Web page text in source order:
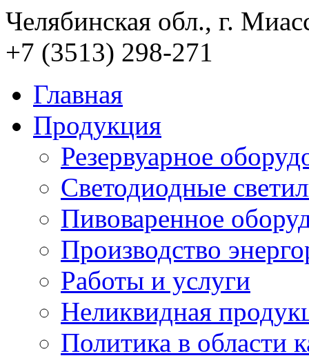
Челябинская обл., г.
+7 (3513) 298-271
Главная
Продукция
Резервуарное
Светодиодные
Пивоваренное
Производство
Работы и услуги
Неликвидная
Политика в области